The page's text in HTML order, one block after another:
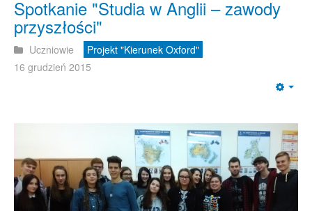
Spotkanie "Studia w Anglii – zawody
przyszłości"
Uczniowie
Projekt "Kierunek Oxford"
16 grudzień 2015